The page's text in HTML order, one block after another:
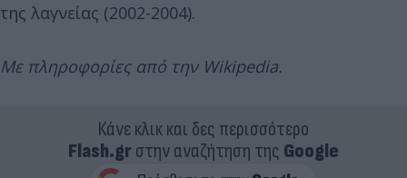
της λαγνείας (2002-2004).
Με πληροφορίες από την Wikipedia.
Κάνε κλικ και δες περισσότερο
Flash.grστην αναζήτηση της Google